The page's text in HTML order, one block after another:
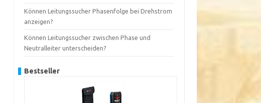
Können Leitungssucher Phasenfolge bei Drehstrom
anzeigen?
Können Leitungssucher zwischen Phase und
Neutralleiter unterscheiden?
Bestseller